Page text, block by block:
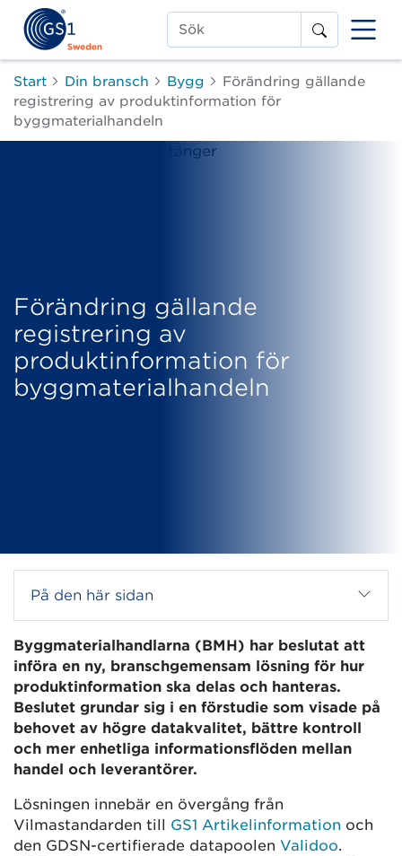
Sök
Start Din bransch Bygg
Förändring gällande
registrering av produktinformation för
byggmaterialhandeln
Förändring gällande
registrering av
produktinformation för
byggmaterialhandeln
På den här sidan
Byggmaterialhandlarna (BMH) har beslutat att
införa en ny, branschgemensam lösning för hur
produktinformation ska delas och hanteras.
Beslutet grundar sig i en förstudie som visade på
behovet av högre datakvalitet, bättre kontroll
och mer enhetliga informationsflöden mellan
handel och leverantörer.
Lösningen innebär en övergång från
Vilmastandarden till GS1 Artikelinformation och
den GDSN-certifierade datapoolen Validoo.